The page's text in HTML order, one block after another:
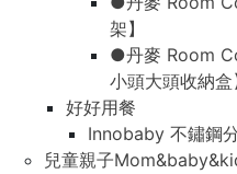
架】
●丹麥 Room
小頭大頭收納盒
好好用餐
Innobaby 不鏽鋼
兒童親子